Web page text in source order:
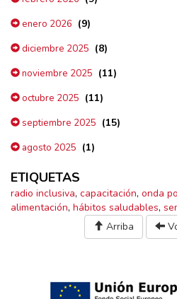
enero 2026 (9)
diciembre 2025 (8)
noviembre 2025 (11)
octubre 2025 (11)
septiembre 2025 (15)
agosto 2025 (1)
ETIQUETAS
radio inclusiva, capacitación, onda
alimentación, hábitos saludables,
Arriba